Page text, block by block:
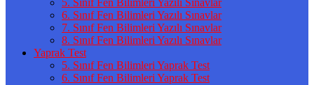
6. Sınıf Fen Bilimleri Yazılı Sınavlar
7. Sınıf Fen Bilimleri Yazılı Sınavlar
8. Sınıf Fen Bilimleri Yazılı Sınavlar
Yaprak Test
5. Sınıf Fen Bilimleri Yaprak Test
6. Sınıf Fen Bilimleri Yaprak Test